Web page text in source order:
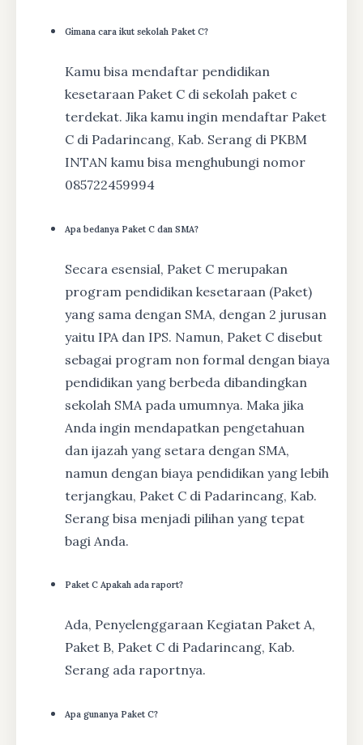
Gimana cara ikut sekolah Paket C?
Kamu bisa mendaftar pendidikan
kesetaraan Paket C di sekolah paket c
terdekat. Jika kamu ingin mendaftar Paket
C di Padarincang, Kab. Serang di PKBM
INTAN kamu bisa menghubungi nomor
085722459994
Apa bedanya Paket C dan SMA?
Secara esensial, Paket C merupakan
program pendidikan kesetaraan (Paket)
yang sama dengan SMA, dengan 2 jurusan
yaitu IPA dan IPS. Namun, Paket C disebut
sebagai program non formal dengan biaya
pendidikan yang berbeda dibandingkan
sekolah SMA pada umumnya. Maka jika
Anda ingin mendapatkan pengetahuan
dan ijazah yang setara dengan SMA,
namun dengan biaya pendidikan yang lebih
terjangkau, Paket C di Padarincang, Kab.
Serang bisa menjadi pilihan yang tepat
bagi Anda.
Paket C Apakah ada raport?
Ada, Penyelenggaraan Kegiatan Paket A,
Paket B, Paket C di Padarincang, Kab.
Serang ada raportnya.
Apa gunanya Paket C?